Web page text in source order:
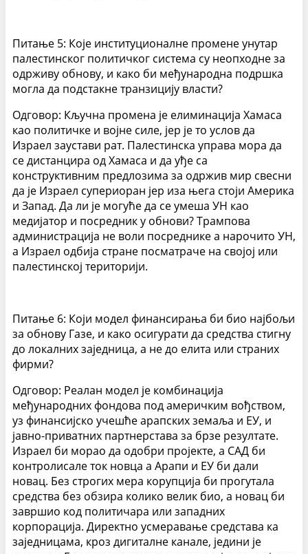
Питање 5: Које институционалне промене унутар
палестинског политичког система су неопходне за
одрживу обнову, и како би међународна подршка
могла да подстакне транзицију власти?
Одговор: Кључна промена је елиминација Хамаса
као политичке и војне силе, јер је то услов да
Израел заустави рат. Палестинска управа мора да
се дистанцира од Хамаса и да уђе са
конструктивним предлозима за одржив мир свесни
да је Израел супериоран јер иза њега стоји Америка
и Запад. Да ли је могуће да се умеша УН као
медијатор и посредник у обнови? Трампова
администрација не воли посреднике а нарочито УН,
а Израел одбија стране посматраче на својој или
палестинској територији.
Питање 6: Који модел финансирања би био најбољи
за обнову Газе, и како осигурати да средства стигну
до локалних заједница, а не до елита или страних
фирми?
Одговор: Реалан модел је комбинација
међународних фондова под америчким вођством,
уз финансијско учешће арапских земаља и ЕУ, и
јавно-приватних партнерстава за брзе резултате.
Израел би морао да одобри пројекте, а САД би
контролисале ток новца а Арапи и ЕУ би дали
новац. Без строгих мера корупција би прогутала
средства без обзира колико велик био, а новац би
завршио код политичара или западних
корпорација. Директно усмеравање средстава ка
заједницама, кроз дигиталне канале, једини је